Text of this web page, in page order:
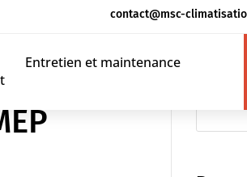
contact@msc-
Entretien et maintenance